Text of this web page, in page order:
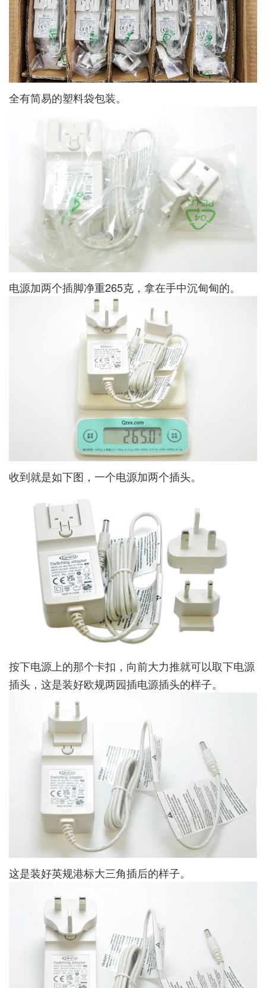
全有简易的塑料袋包装。
电源加两个插脚净重265克，拿在手中沉甸甸的。
收到就是如下图，一个电源加两个插头。
按下电源上的那个卡扣，向前大力推就可以取下电源
插头，这是装好欧规两园插电源插头的样子。
这是装好英规港标大三角插后的样子。